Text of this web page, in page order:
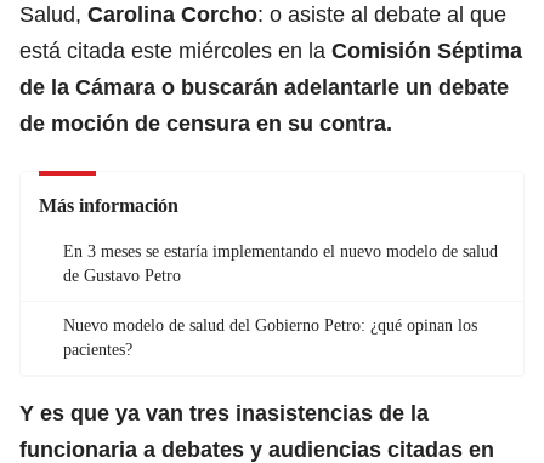
Salud, Carolina Corcho: o asiste al debate al que
está citada este miércoles en la Comisión Séptima
de la Cámara o buscarán adelantarle un debate
de moción de censura en su contra.
Más información
En 3 meses se estaría implementando el nuevo modelo de salud
de Gustavo Petro
Nuevo modelo de salud del Gobierno Petro: ¿qué opinan los
pacientes?
Y es que ya van tres inasistencias de la
funcionaria a debates y audiencias citadas en